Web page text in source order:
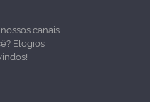
canais
Elogios